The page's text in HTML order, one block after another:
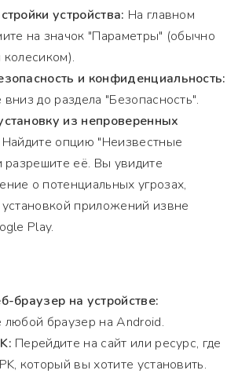
устройства: На главном
на значок "Параметры" (обычно
колесиком).
и конфиденциальность:
вниз до раздела "Безопасность".
из непроверенных
Найдите опцию "Неизвестные
разрешите её. Вы увидите
о потенциальных угрозах,
приложений извне
Play.
браузер на устройстве:
любой браузер на Android.
Перейдите на сайт или ресурс, где
который вы хотите установить.